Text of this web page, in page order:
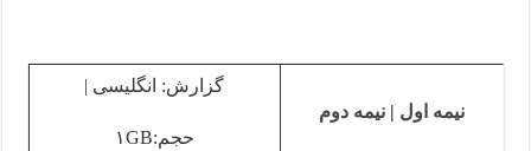
نیمه اول |نیمه دوم
گزارش: انگلیسی |
حجم:۱GB